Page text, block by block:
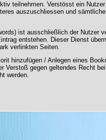
teilnehmen. Verstösst ein
auszuschliessen und
ist ausschließlich der Nutzer
entstehen. Dieser Dienst
verlinkten Seiten.
hinzufügen / Anlegen eines
Verstoß gegen geltendes Recht
werden.